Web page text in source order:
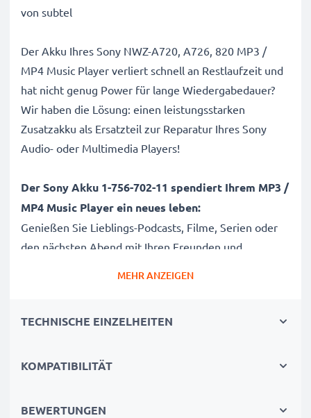
von subtel
Der Akku Ihres Sony NWZ-A720, A726, 820 MP3 /
MP4 Music Player verliert schnell an Restlaufzeit und
hat nicht genug Power für lange Wiedergabedauer?
Wir haben die Lösung: einen leistungsstarken
Zusatzakku als Ersatzteil zur Reparatur Ihres Sony
Audio- oder Multimedia Players!
Der Sony Akku 1-756-702-11 spendiert Ihrem MP3 /
MP4 Music Playerein neues leben:
Genießen Sie Lieblings-Podcasts, Filme, Serien oder
den nächsten Abend mit Ihren Freunden und
Player Tauschakkus garantiert maximale Laufzeit ohne
MEHR ANZEIGEN
TECHNISCHE EINZELHEITEN
KOMPATIBILITÄT
BEWERTUNGEN